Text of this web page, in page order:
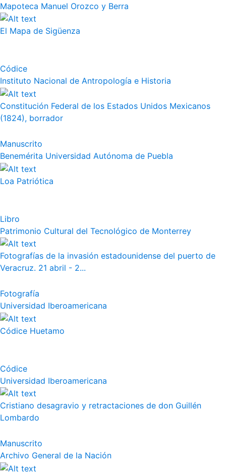
Mapoteca Manuel Orozco y Berra
El Mapa de Sigüenza
Códice
Instituto Nacional de Antropología e Historia
Constitución Federal de los Estados Unidos Mexicanos
(1824), borrador
Manuscrito
Benemérita Universidad Autónoma de Puebla
Loa Patriótica
Libro
Patrimonio Cultural del Tecnológico de Monterrey
Fotografías de la invasión estadounidense del puerto de
Veracruz. 21 abril - 2...
Fotografía
Universidad Iberoamericana
Códice Huetamo
Códice
Universidad Iberoamericana
Cristiano desagravio y retractaciones de don Guillén
Lombardo
Manuscrito
Archivo General de la Nación